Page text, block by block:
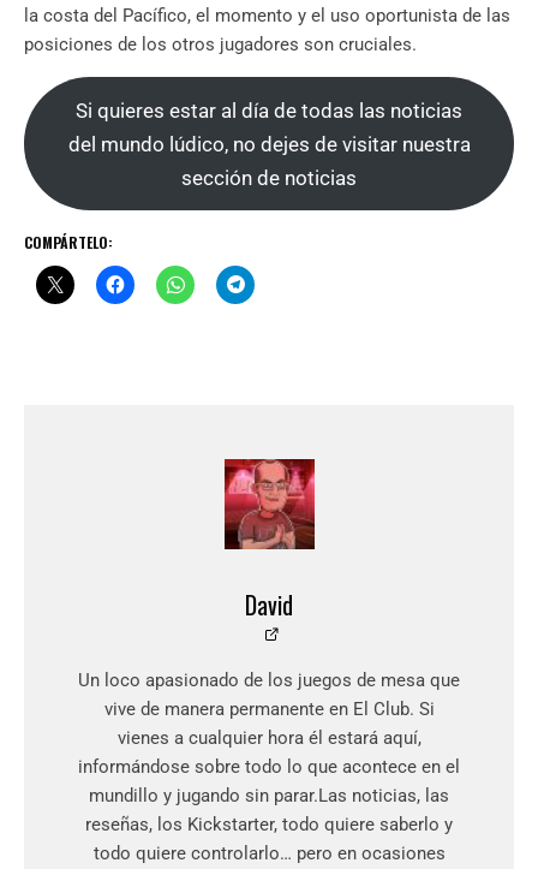
la costa del Pacífico, el momento y el uso oportunista de las
posiciones de los otros jugadores son cruciales.
Si quieres estar al día de todas las noticias
del mundo lúdico, no dejes de visitar nuestra
sección de noticias
COMPÁRTELO:
David
Un loco apasionado de los juegos de mesa que
vive de manera permanente en El Club. Si
vienes a cualquier hora él estará aquí,
informándose sobre todo lo que acontece en el
mundillo y jugando sin parar.Las noticias, las
reseñas, los Kickstarter, todo quiere saberlo y
todo quiere controlarlo… pero en ocasiones